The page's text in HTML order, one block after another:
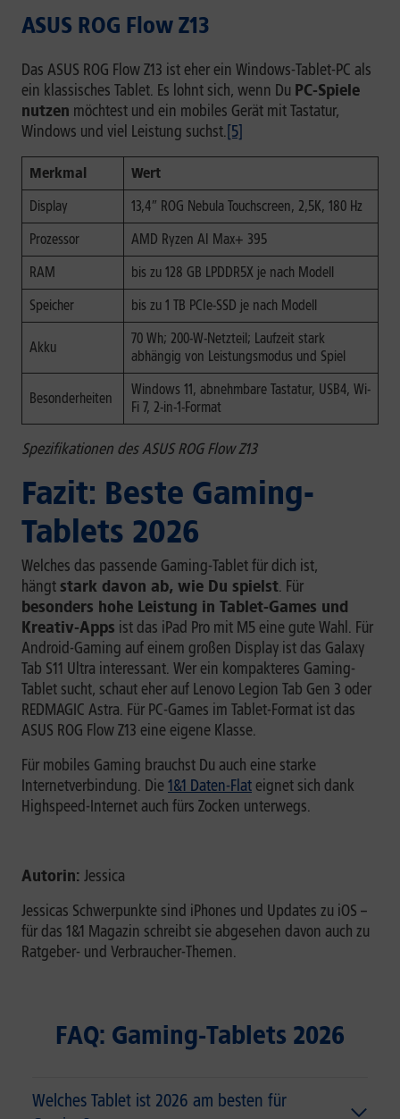
ASUS ROG Flow Z13
Das ASUS ROG Flow Z13 ist eher ein Windows-Tablet-PC als
ein klassisches Tablet. Es lohnt sich, wenn Du PC-Spiele
nutzen möchtest und ein mobiles Gerät mit Tastatur,
Windows und viel Leistung suchst.[5]
Merkmal
Wert
Display
13,4″ ROG Nebula Touchscreen, 2,5K, 180 Hz
Prozessor
AMD Ryzen AI Max+ 395
RAM
bis zu 128 GB LPDDR5X je nach Modell
Speicher
bis zu 1 TB PCIe-SSD je nach Modell
Akku
70 Wh; 200-W-Netzteil; Laufzeit stark
abhängig von Leistungsmodus und Spiel
Besonderheiten
Windows 11, abnehmbare Tastatur, USB4, Wi-
Fi 7, 2-in-1-Format
Spezifikationen des ASUS ROG Flow Z13
Fazit: Beste Gaming-
Tablets 2026
Welches das passende Gaming-Tablet für dich ist,
hängt stark davon ab, wie Du spielst. Für
besonders hohe Leistung in Tablet-Games und
Kreativ-Apps ist das iPad Pro mit M5 eine gute Wahl. Für
Android-Gaming auf einem großen Display ist das Galaxy
Tab S11 Ultra interessant. Wer ein kompakteres Gaming-
Tablet sucht, schaut eher auf Lenovo Legion Tab Gen 3 oder
REDMAGIC Astra. Für PC-Games im Tablet-Format ist das
ASUS ROG Flow Z13 eine eigene Klasse.
Für mobiles Gaming brauchst Du auch eine starke
Internetverbindung. Die1&1 Daten-Flateignet sich dank
Highspeed-Internet auch fürs Zocken unterwegs.
Autorin: Jessica
Jessicas Schwerpunkte sind iPhones und Updates zu iOS –
für das 1&1 Magazin schreibt sie abgesehen davon auch zu
Ratgeber- und Verbraucher-Themen.
FAQ: Gaming-Tablets 2026
Welches Tablet ist 2026 am besten für